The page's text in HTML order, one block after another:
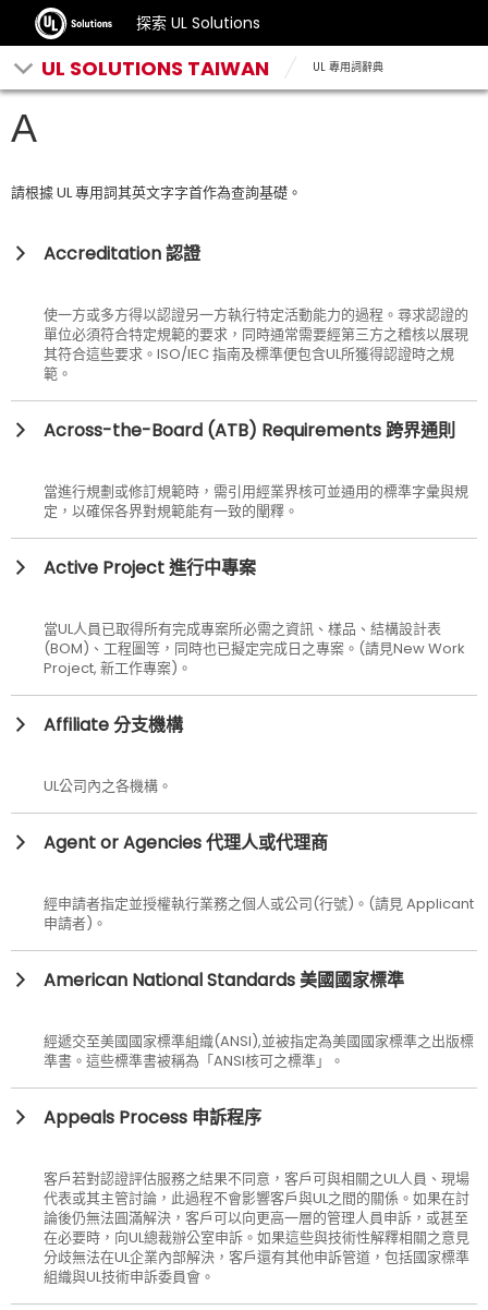
探索 UL Solutions
UL SOLUTIONS TAIWAN UL 專用詞辭典
A
請根據 UL 專用詞其英文字字首作為查詢基礎。
Accreditation 認證
使一方或多方得以認證另一方執行特定活動能力的過程。尋求認證的
單位必須符合特定規範的要求，同時通常需要經第三方之稽核以展現
其符合這些要求。ISO/IEC 指南及標準便包含UL所獲得認證時之規
範。
Across-the-Board (ATB) Requirements 跨界通則
當進行規劃或修訂規範時，需引用經業界核可並通用的標準字彙與規
定，以確保各界對規範能有一致的闡釋。
Active Project 進行中專案
當UL人員已取得所有完成專案所必需之資訊、樣品、結構設計表
(BOM)、工程圖等，同時也已擬定完成日之專案。(請見New Work
Project, 新工作專案)。
Affiliate 分支機構
UL公司內之各機構。
Agent or Agencies 代理人或代理商
經申請者指定並授權執行業務之個人或公司(行號)。(請見 Applicant
申請者)。
American National Standards 美國國家標準
經遞交至美國國家標準組織(ANSI),並被指定為美國國家標準之出版標
準書。這些標準書被稱為「ANSI核可之標準」。
Appeals Process 申訴程序
客戶若對認證評估服務之結果不同意，客戶可與相關之UL人員、現場
代表或其主管討論，此過程不會影響客戶與UL之間的關係。如果在討
論後仍無法圓滿解決，客戶可以向更高一層的管理人員申訴，或甚至
在必要時，向UL總裁辦公室申訴。如果這些與技術性解釋相關之意見
分歧無法在UL企業內部解決，客戶還有其他申訴管道，包括國家標準
組織與UL技術申訴委員會。